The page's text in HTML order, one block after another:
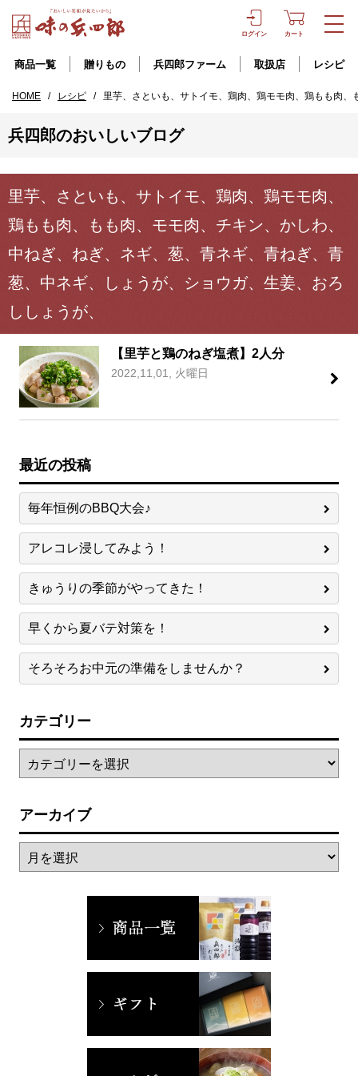
ログイン カート
商品一覧 贈りもの 兵四郎ファーム 取扱店 レシピ
HOME / レシピ / 里芋、さといも、サトイモ、鶏肉、鶏モモ肉、鶏もも肉
兵四郎のおいしいブログ
里芋、さといも、サトイモ、鶏肉、鶏モモ肉、
鶏もも肉、もも肉、モモ肉、チキン、かしわ、
中ねぎ、ねぎ、ネギ、葱、青ネギ、青ねぎ、青
葱、中ネギ、しょうが、ショウガ、生姜、おろ
ししょうが、
【里芋と鶏のねぎ塩煮】2人分
2022,11,01, 火曜日
最近の投稿
毎年恒例のBBQ大会♪
アレコレ浸してみよう！
きゅうりの季節がやってきた！
早くから夏バテ対策を！
そろそろお中元の準備をしませんか？
カテゴリー
アーカイブ